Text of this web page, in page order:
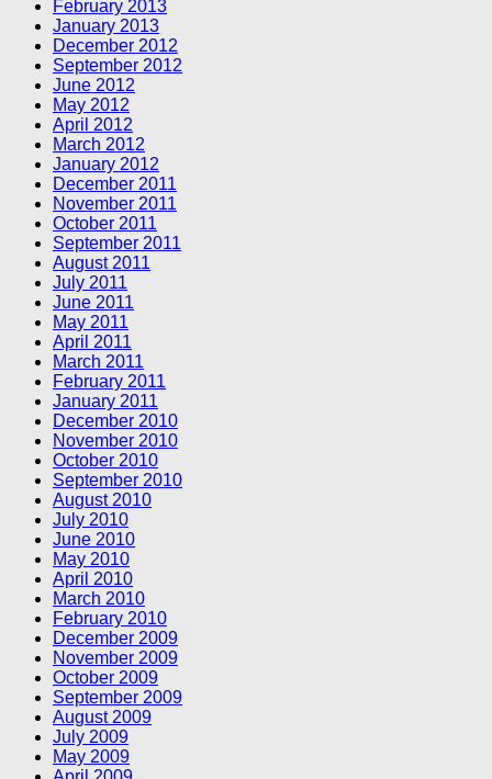
February 2013
January 2013
December 2012
September 2012
June 2012
May 2012
April 2012
March 2012
January 2012
December 2011
November 2011
October 2011
September 2011
August 2011
July 2011
June 2011
May 2011
April 2011
March 2011
February 2011
January 2011
December 2010
November 2010
October 2010
September 2010
August 2010
July 2010
June 2010
May 2010
April 2010
March 2010
February 2010
December 2009
November 2009
October 2009
September 2009
August 2009
July 2009
May 2009